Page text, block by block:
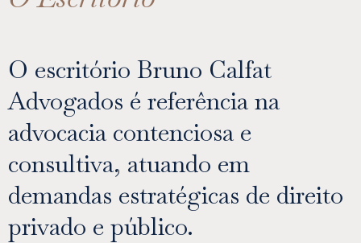
O escritório Bruno Calfat
Advogados é referência na
advocacia contenciosa e
consultiva, atuando em
demandas estratégicas de direito
privado e público.